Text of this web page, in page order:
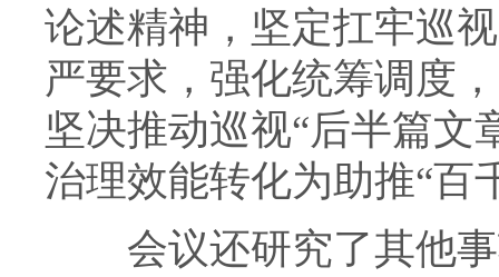
论述精神，坚定扛牢巡
严要求，强化统筹调度
坚决推动巡视“后半篇文
治理效能转化为助推“百
会议还研究了其他事